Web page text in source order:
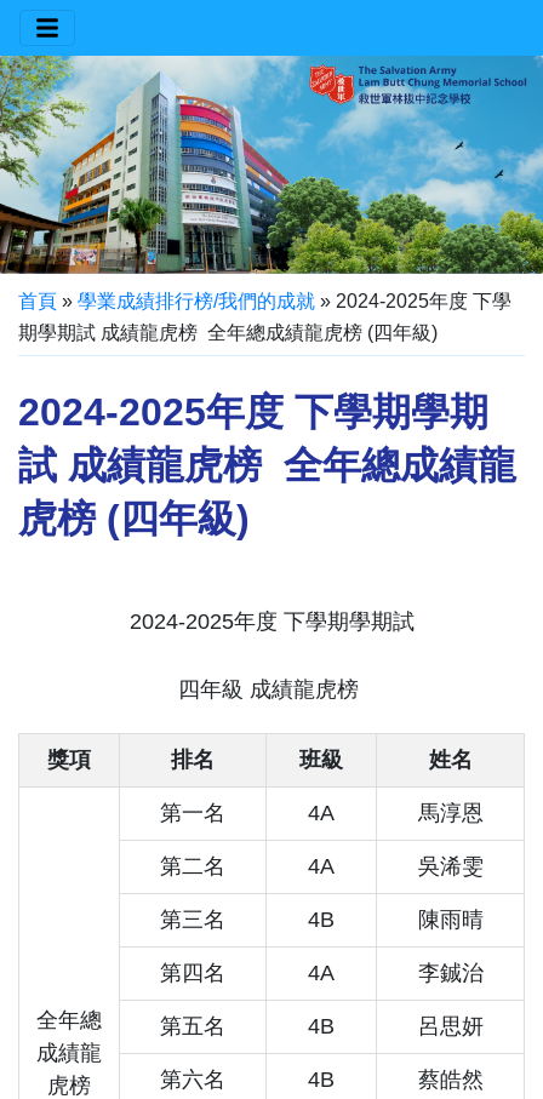
首頁 » 學業成績排行榜/我們的成就 » 2024-2025年度 下學
期學期試 成績龍虎榜 全年總成績龍虎榜 (四年級)
2024-2025年度 下學期學期
試 成績龍虎榜 全年總成績龍
虎榜 (四年級)
2024-2025年度 下學期學期試
四年級 成績龍虎榜
獎項 排名 班級 姓名
全年總
成績龍
虎榜
第一名 4A 馬淳恩
第二名 4A 吳浠雯
第三名 4B 陳雨晴
第四名 4A 李鋮治
第五名 4B 呂思妍
第六名 4B 蔡皓然